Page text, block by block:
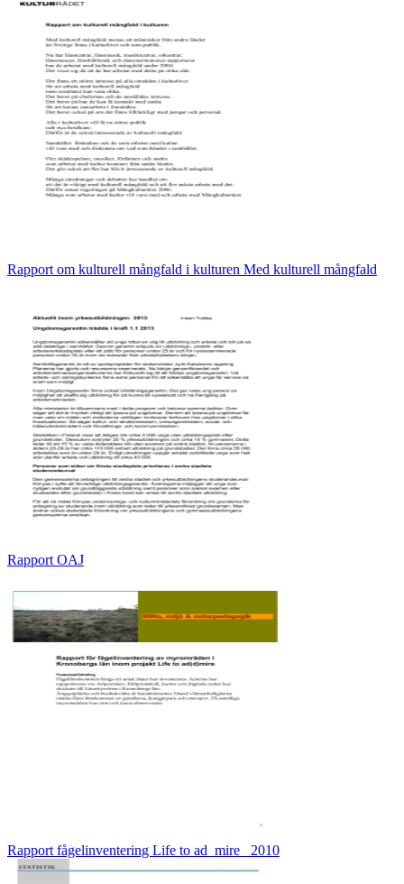
Rapport om kulturell mångfald i kulturen Med kulturell mångfald
Rapport OAJ
Rapport fågelinventering Life to ad_mire_ 2010